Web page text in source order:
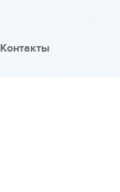
Контакты